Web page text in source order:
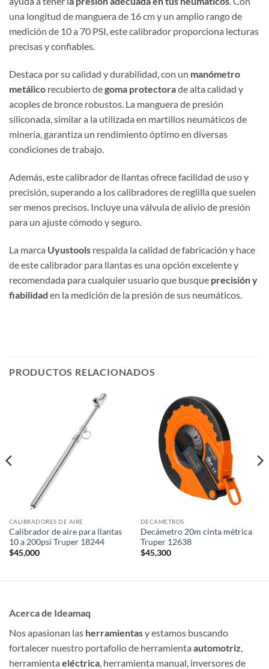
una longitud de manguera de 16 cm y un amplio rango de
medición de 10 a 70 PSI, este calibrador proporciona lecturas
precisas y confiables.
Destaca por su calidad y durabilidad, con un manómetro
metálico recubierto degoma protectorade alta calidad y
acoples de bronce robustos. La manguera de presión
siliconada, similar a la utilizada en martillos neumáticos de
minería, garantiza un rendimiento óptimo en diversas
condiciones de trabajo.
Además, este calibrador de llantas ofrece facilidad de uso y
precisión, superando a los calibradores de reglilla que suelen
ser menos precisos. Incluye una válvula de alivio de presión
para un ajuste cómodo y seguro.
La marca Uyustools respalda la calidad de fabricación y hace
de este calibrador para llantas es una opción excelente y
recomendada para cualquier usuario que busque precisión y
fiabilidad en la medición de la presión de sus neumáticos.
PRODUCTOS RELACIONADOS
CALIBRADORES DE AIRE
Calibrador de aire para llantas
10 a 200psi Truper 18244
$45,000
DECAMETROS
Decámetro 20m cinta métrica
Truper 12638
$45,300
Acerca de Ideamaq
Nos apasionan las herramientasy estamos buscando
fortalecer nuestro portafolio de herramienta automotriz
herramienta eléctrica , herramienta manual, inversores de